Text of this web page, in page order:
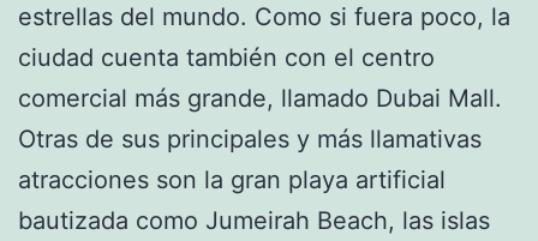
estrellas del mundo. Como si fuera poco, la
ciudad cuenta también con el centro
comercial más grande, llamado Dubai Mall.
Otras de sus principales y más llamativas
atracciones son la gran playa artificial
bautizada como Jumeirah Beach, las islas